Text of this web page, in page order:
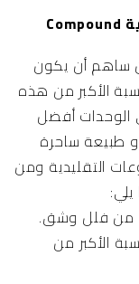
تصميم كمبوند لاريفا العاصمة الإدارية Compound
على مساحة 40 فدان ساهم أن يكون
الأكبر من هذه
الوحدات أفضل
طبيعة ساحرة
التقليدية ومن
من فلل وشق.
الأكبر من